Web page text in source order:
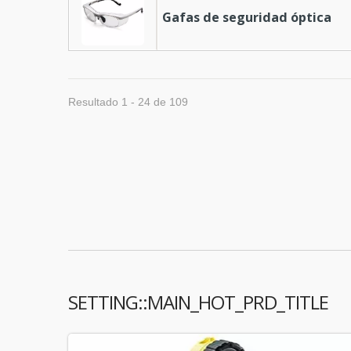
Gafas de seguridad óptica
Resultado 1 - 24 de 109
SETTING::MAIN_HOT_PRD_TITLE